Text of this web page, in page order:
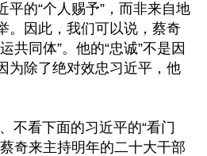
平的“个人赐予”，而非来自地
。因此，我们可以说，蔡奇
共同体”。他的“忠诚”不是因
为除了绝对效忠习近平，他
奇来主持明年的二十大干部